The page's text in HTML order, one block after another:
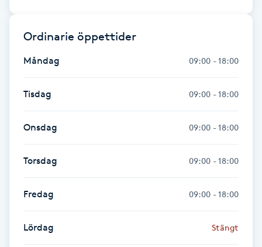
F
Face framing
Faceliftmassage
Fet hårbotten
Fettreducering
Fibromassage
Fillers
Ordinarie öppettider
Måndag 09:00 - 18:00
Tisdag 09:00 - 18:00
Onsdag 09:00 - 18:00
Torsdag 09:00 - 18:00
Fredag 09:00 - 18:00
Lördag Stängt